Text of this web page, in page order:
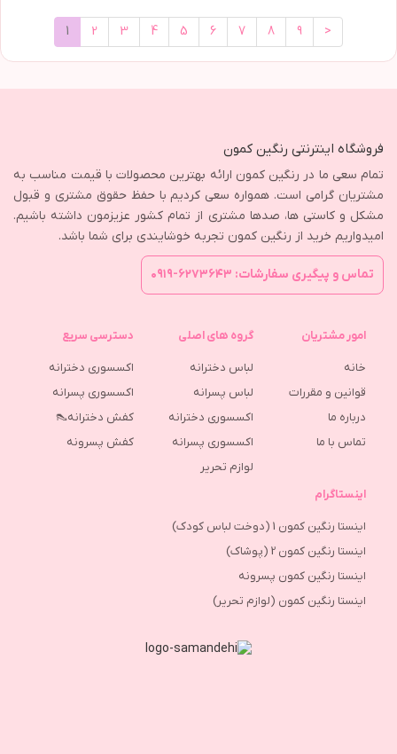
1 2 3 4 5 6 7 8 9 >
فروشگاه اینترنتی رنگین کمون
تمام سعی ما در رنگین کمون ارائه بهترین محصولات با قیمت مناسب به
مشتریان گرامی است. همواره سعی کردیم با حفظ حقوق مشتری و قبول
مشکل و کاستی ها، صدها مشتری از تمام کشور عزیزمون داشته باشیم.
امیدواریم خرید از رنگین کمون تجربه خوشایندی برای شما باشد.
تماس و پیگیری سفارشات: ۶۲۷۳۶۴۳-۰۹۱۹
امور مشتریان
خانه
قوانین و مقررات
درباره ما
تماس با ما
گروه های اصلی
لباس دخترانه
لباس پسرانه
اکسسوری دخترانه
اکسسوری پسرانه
لوازم تحریر
دسترسی سریع
اکسسوری دخترانه
اکسسوری پسرانه
کفش دخترانه👠
كفش پسرونه
اینستاگرام
اینستا رنگین کمون 1 (دوخت لباس کودک)
اینستا رنگین کمون 2 (پوشاک)
اینستا رنگین کمون پسرونه
اینستا رنگین کمون (لوازم تحریر)